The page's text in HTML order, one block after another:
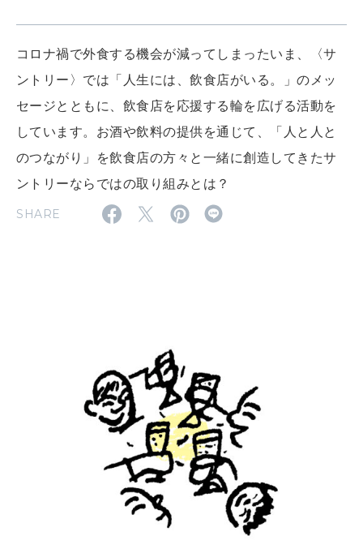
MAMA
SUSTAINABLE
CULTURE
MAGAZINE
特集
2026年9月号「北海道 おいしく遊ぶ、夏のご褒美旅。」
2026年8月号『お茶の時間です。』
2026年7月号「鎌倉 ローカルが 教えてくれた 本当の歩き方。」
MAGAZINE MOOK
コロナ禍で外食する機会が減ってしまったいま、〈サ
ントリー〉では「人生には、飲食店がいる。」のメッ
セージとともに、飲食店を応援する輪を広げる活動を
しています。お酒や飲料の提供を通じて、「人と人と
のつながり」を飲食店の方々と一緒に創造してきたサ
ントリーならではの取り組みとは？
SHARE